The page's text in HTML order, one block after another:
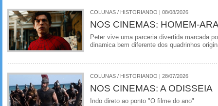
COLUNAS / HISTORIANDO | 08/08/2026
NOS CINEMAS: HOMEM-
Peter vive uma parceria divertida marcada
dinamica bem diferente dos quadrinhos
COLUNAS / HISTORIANDO | 28/07/2026
NOS CINEMAS: A ODISSEIA
Indo direto ao ponto "O filme do ano"